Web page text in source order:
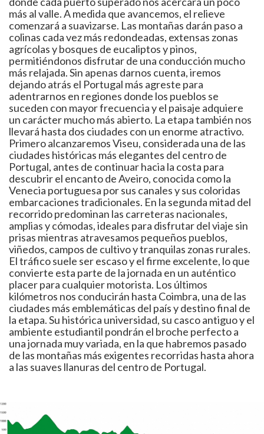
más al valle. A medida que avancemos, el relieve
comenzará a suavizarse. Las montañas darán paso a
colinas cada vez más redondeadas, extensas zonas
agrícolas y bosques de eucaliptos y pinos,
permitiéndonos disfrutar de una conducción mucho
más relajada. Sin apenas darnos cuenta, iremos
dejando atrás el Portugal más agreste para
adentrarnos en regiones donde los pueblos se
suceden con mayor frecuencia y el paisaje adquiere
un carácter mucho más abierto. La etapa también nos
llevará hasta dos ciudades con un enorme atractivo.
Primero alcanzaremos Viseu, considerada una de las
ciudades históricas más elegantes del centro de
Portugal, antes de continuar hacia la costa para
descubrir el encanto de Aveiro, conocida como la
Venecia portuguesa por sus canales y sus coloridas
embarcaciones tradicionales. En la segunda mitad del
recorrido predominan las carreteras nacionales,
amplias y cómodas, ideales para disfrutar del viaje sin
prisas mientras atravesamos pequeños pueblos,
viñedos, campos de cultivo y tranquilas zonas rurales.
El tráfico suele ser escaso y el firme excelente, lo que
convierte esta parte de la jornada en un auténtico
placer para cualquier motorista. Los últimos
kilómetros nos conducirán hasta Coimbra, una de las
ciudades más emblemáticas del país y destino final de
la etapa. Su histórica universidad, su casco antiguo y el
ambiente estudiantil pondrán el broche perfecto a
una jornada muy variada, en la que habremos pasado
de las montañas más exigentes recorridas hasta ahora
a las suaves llanuras del centro de Portugal.